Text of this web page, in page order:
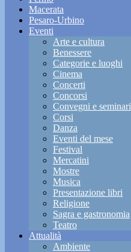
Macerata
Pesaro-Urbino
Eventi
Arte e cultura
Benessere
Categorie e luoghi
Cinema
Concerti
Concorsi
Convegni e seminari
Corsi
Danza
Eventi del mese
Festival
Mercatini
Mostre
Musica
Presentazione libri
Religione
Sagra e gastronomia
Teatro
Attualità
Ambiente